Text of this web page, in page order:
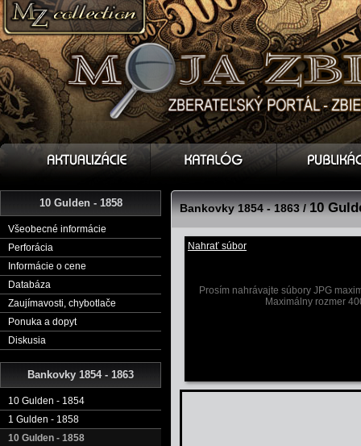
10 Gulden - 1858
Všeobecné informácie
Perforácia
Informácie o cene
Databáza
Zaujímavosti, chybotlače
Ponuka a dopyt
Diskusia
Bankovky 1854 - 1863
10 Gulden - 1854
1 Gulden - 1858
10 Gulden - 1858
Bankovky 1854 - 1863 /10
Nahrať súbor
Prosím nahrávajte súbory JPG
Maximálny rozmer